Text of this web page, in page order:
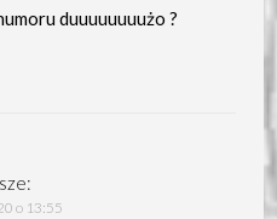
duuuuuuuużo ?
o 13:55